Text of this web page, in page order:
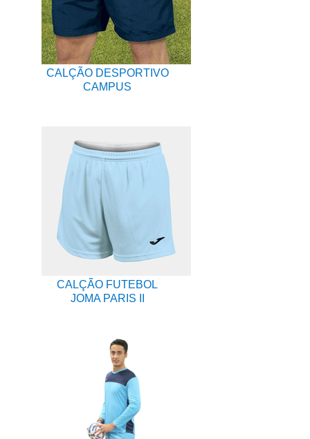
CALÇÃO DESPORTIVO
CAMPUS
CALÇÃO FUTEBOL
JOMA PARIS II